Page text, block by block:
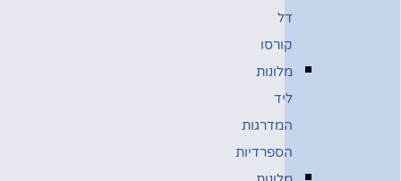
דל
קורסו
מלונות
ליד
המדרגות
הספרדיות